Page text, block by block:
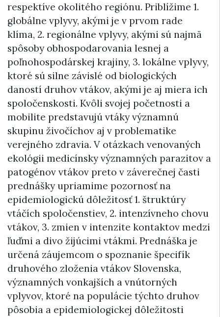
respektíve okolitého regiónu. Priblížime 1.
globálne vplyvy, akými je v prvom rade
klíma, 2. regionálne vplyvy, akými sú najmä
spôsoby obhospodarovania lesnej a
poľnohospodárskej krajiny, 3. lokálne vplyvy,
ktoré sú silne závislé od biologických
daností druhov vtákov, akými je aj miera ich
spoločenskosti. Kvôli svojej početnosti a
mobilite predstavujú vtáky významnú
skupinu živočíchov aj v problematike
verejného zdravia. V otázkach venovaných
ekológii medicínsky významných parazitov a
patogénov vtákov preto v záverečnej časti
prednášky upriamime pozornosť na
epidemiologickú dôležitosť 1. štruktúry
vtáčích spoločenstiev, 2. intenzívneho chovu
vtákov, 3. zmien v intenzite kontaktov medzi
ľuďmi a divo žijúcimi vtákmi. Prednáška je
určená záujemcom o spoznanie špecifík
druhového zloženia vtákov Slovenska,
významných vonkajších a vnútorných
vplyvov, ktoré na populácie týchto druhov
pôsobia a epidemiologickej dôležitosti